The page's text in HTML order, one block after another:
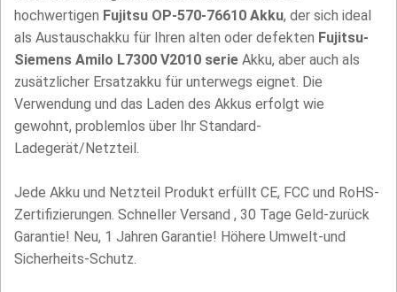
hochwertigen Fujitsu OP-570-76610 Akku, der sich ideal
als Austauschakku für Ihren alten oder defekten Fujitsu-
Siemens Amilo L7300 V2010 serie Akku, aber auch als
zusätzlicher Ersatzakku für unterwegs eignet. Die
Verwendung und das Laden des Akkus erfolgt wie
gewohnt, problemlos über Ihr Standard-
Ladegerät/Netzteil.
Jede Akku und Netzteil Produkt erfüllt CE, FCC und RoHS-
Zertifizierungen. Schneller Versand , 30 Tage Geld-zurück
Garantie! Neu, 1 Jahren Garantie! Höhere Umwelt-und
Sicherheits-Schutz.